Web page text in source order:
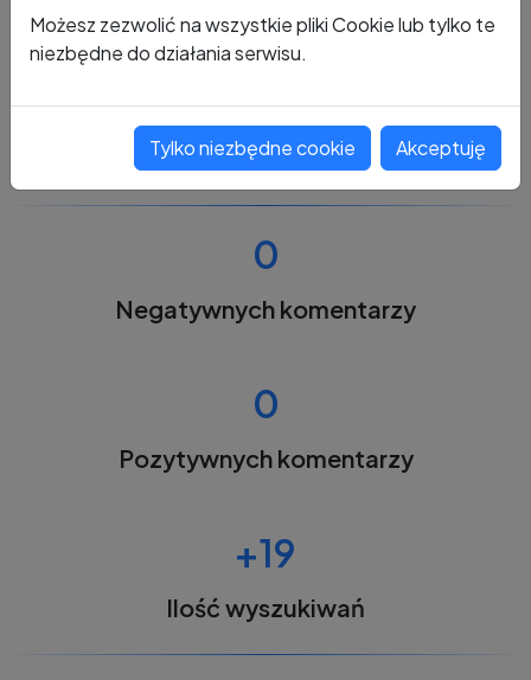
0
Negatywnych komentarzy
0
Pozytywnych komentarzy
+19
Ilość wyszukiwań
Możesz zezwolić na wszystkie pliki Cookie lub tylko te
niezbędne do działania serwisu.
Tylko niezbędne cookie Akceptuję